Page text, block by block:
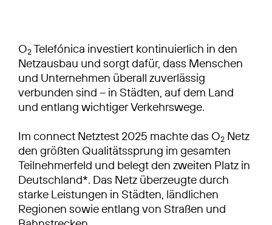
O2Telefónica investiert kontinuierlich in den
Netzausbau und sorgt dafür, dass Menschen
und Unternehmen überall zuverlässig
verbunden sind – in Städten, auf dem Land
und entlang wichtiger Verkehrswege.
Im connect Netztest 2025 machte das O2 Netz
den größten Qualitätssprung im gesamten
Teilnehmerfeld und belegt den zweiten Platz in
Deutschland*. Das Netz überzeugte durch
starke Leistungen in Städten, ländlichen
Regionen sowie entlang von Straßen und